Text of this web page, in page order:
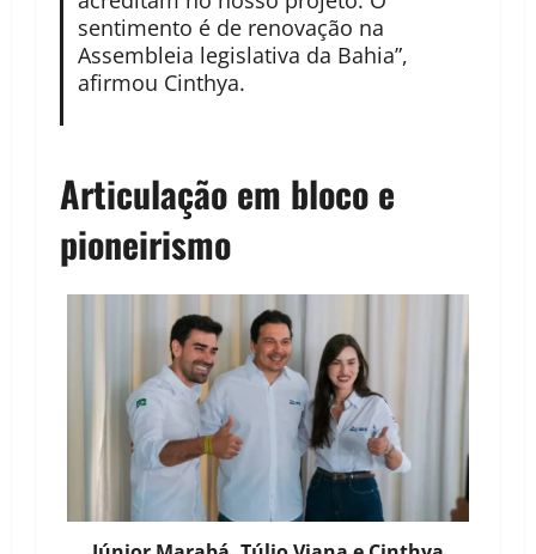
sentimento é de renovação na
Assembleia legislativa da Bahia”,
afirmou Cinthya.
Articulação em bloco e
pioneirismo